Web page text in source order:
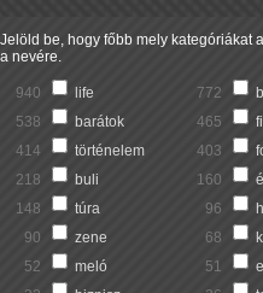
Jelöld be, hogy főbb mely kategóriákat
a nevére.
940 life 772
538
barátok 465
414
történelem 403
218
buli 160
148
túra 96
90
zene 68
52
meló 51